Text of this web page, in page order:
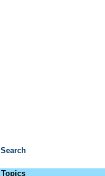
Search
Topics